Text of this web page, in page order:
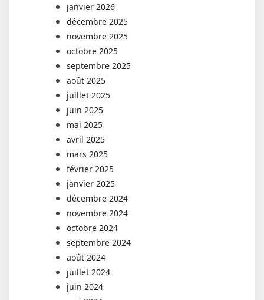
janvier 2026
décembre 2025
novembre 2025
octobre 2025
septembre 2025
août 2025
juillet 2025
juin 2025
mai 2025
avril 2025
mars 2025
février 2025
janvier 2025
décembre 2024
novembre 2024
octobre 2024
septembre 2024
août 2024
juillet 2024
juin 2024